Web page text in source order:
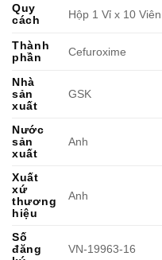
Quy
cách
Hộp 1 Vỉ x 10 Viên
Thành
phần
Cefuroxime
Nhà
sản
xuất
GSK
Nước
sản
xuất
Anh
Xuất
xứ
thương
hiệu
Anh
Số
đăng
VN-19963-16